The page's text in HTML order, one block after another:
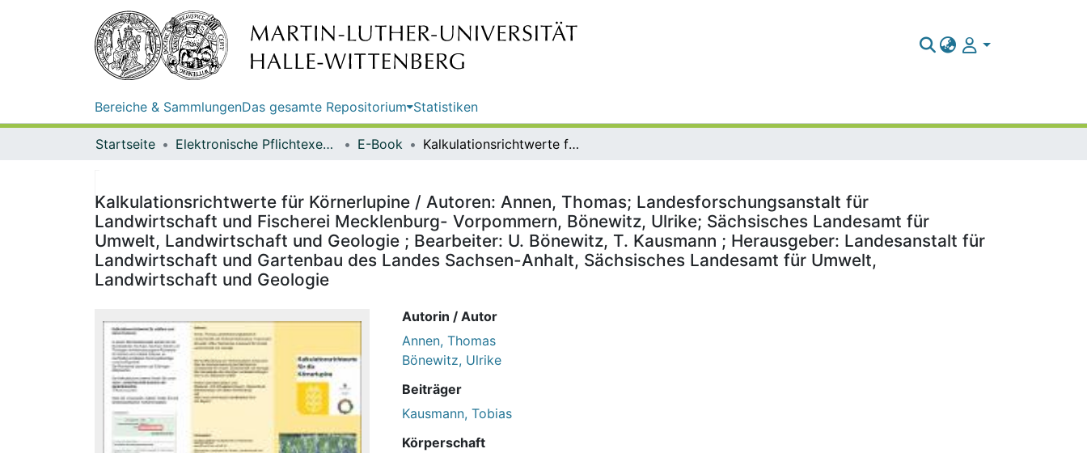
Bereiche & SammlungenDas gesamte Repositorium Statistiken
Startseite Elektronische Pflichtexemplare E-Book Kalkulationsrichtwerte für Körnerlupine / Autoren: Annen, Thomas; Landesforschungsanstalt für Landwirtschaft und Fischerei Mecklenburg- Vorpommern, Bönewitz, Ulrike; Sächsisches Landesamt für Umwelt, Landwirtschaft und Geologie ; Bearbeiter: U. Bönewitz, T. Kausmann ; Herausgeber: Landesanstalt für Landwirtschaft und Gartenbau des Landes Sachsen-Anhalt, Sächsisches Landesamt für Umwelt, Landwirtschaft und Geologie
Kalkulationsrichtwerte für Körnerlupine / Autoren: Annen, Thomas; Landesforschungsanstalt für
Landwirtschaft und Fischerei Mecklenburg- Vorpommern, Bönewitz, Ulrike; Sächsisches Landesamt für
Umwelt, Landwirtschaft und Geologie ; Bearbeiter: U. Bönewitz, T. Kausmann ; Herausgeber: Landesanstalt für
Landwirtschaft und Gartenbau des Landes Sachsen-Anhalt, Sächsisches Landesamt für Umwelt,
Landwirtschaft und Geologie
Autorin / Autor
Annen, Thomas
Bönewitz, Ulrike
Beiträger
Kausmann, Tobias
Körperschaft